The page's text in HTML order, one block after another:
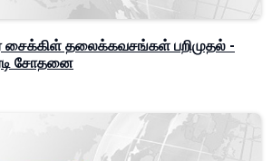
சைக்கிள் தலைக்கவசங்கள் பறிமுதல் -
சோதனை